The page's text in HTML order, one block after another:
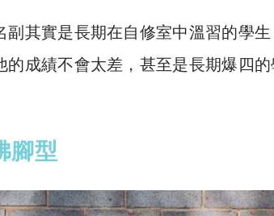
副其實是長期在自修室中溫習的學
的成績不會太差，甚至是長期爆四
腳型